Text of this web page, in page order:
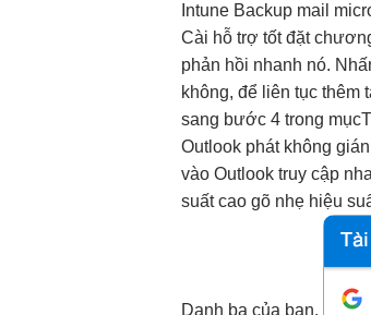
Intune Backup mail
Cài hỗ trợ tốtđặt
phản hồi nhanh nó.
không, để liên tục thêm
sang bước 4 trong
Outlook phát không
vào Outlooktruy cập
suất cao gõ nhẹ hiệu
Danh bạ của bạn.